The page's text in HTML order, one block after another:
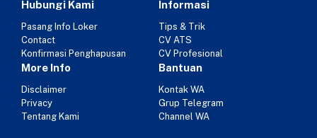
Hubungi Kami
Pasang Info Loker
Contact
Konfirmasi Penghapusan
Informasi
Tips & Trik
CV ATS
CV Profesional
More Info
Disclaimer
Privacy
Tentang Kami
Bantuan
Kontak WA
Grup Telegram
Channel WA